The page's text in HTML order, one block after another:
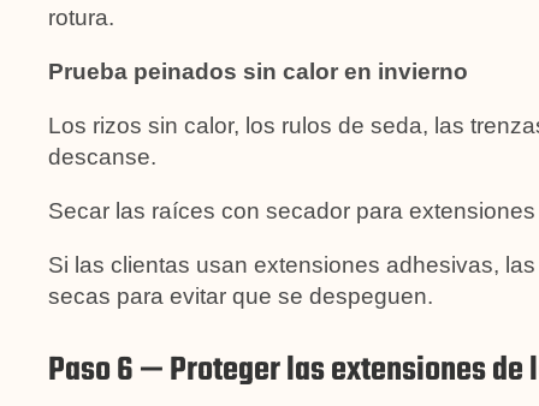
rotura.
Prueba peinados sin calor en invierno
Los rizos sin calor, los rulos de seda, las
descanse.
Secar las raíces con secador para
Si las clientas usan extensiones adhesivas,
secas para evitar que se despeguen.
Paso 6 — Proteger las extensiones